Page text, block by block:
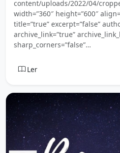
content/uploads/2022/04/
width=”360″ height=”600″
title=”true” excerpt=”false”
archive_link=”true”
sharp_corners=”false”…
Ler